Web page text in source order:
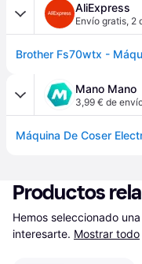
AliExpress
Envío gratis, 2
Mano Mano
3,99 € de
Productos
Hemos seleccionado
interesarte. Mostrar todo